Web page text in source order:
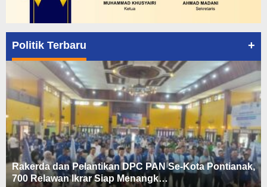
Politik Terbaru +
Rakerda dan Pelantikan DPC PAN Se-Kota Pontianak,
700 Relawan Ikrar Siap Menangk…